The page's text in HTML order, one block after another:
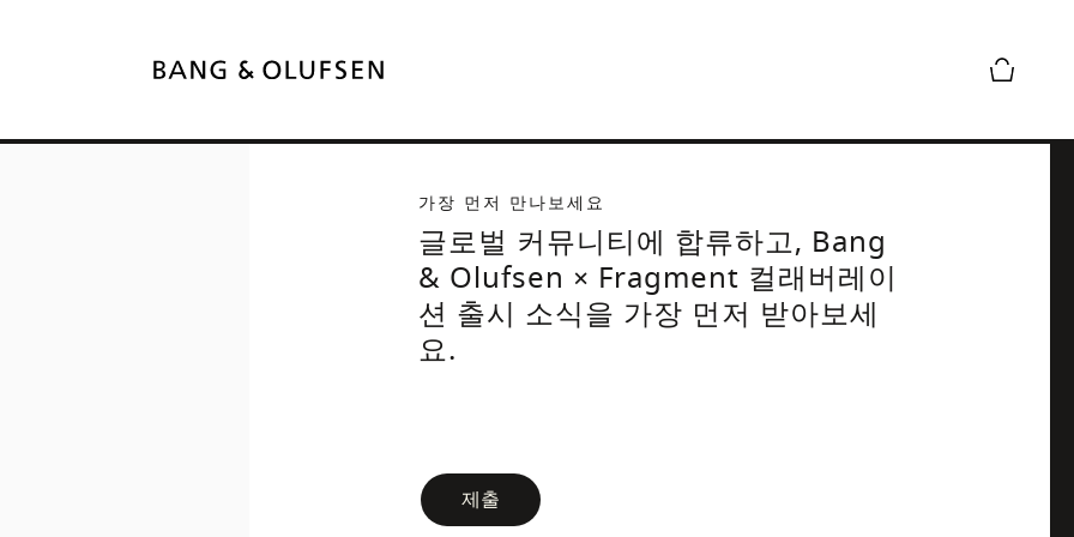
가장 먼저 만나보세요
글로벌 커뮤니티에 합류하고, Bang
& Olufsen × Fragment 컬래버레이
션 출시 소식을 가장 먼저 받아보세
요.
제출